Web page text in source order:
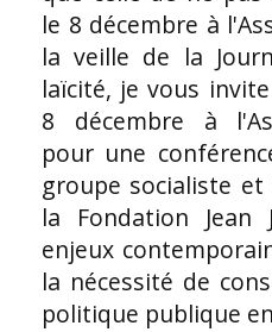
le 8 décembre à
la veille de la
laïcité, je vous
8 décembre à
pour une
groupe socialiste
la Fondation Jean
enjeux
la nécessité de
politique publique